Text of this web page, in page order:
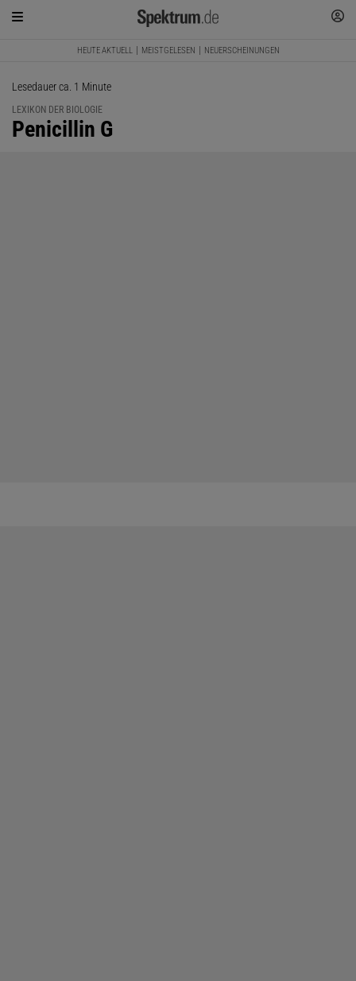
HEUTE AKTUELL MEISTGELESEN NEUERSCHEINUNGEN
Lesedauer ca. 1 Minute
LEXIKON DER BIOLOGIE
:
Penicillin G